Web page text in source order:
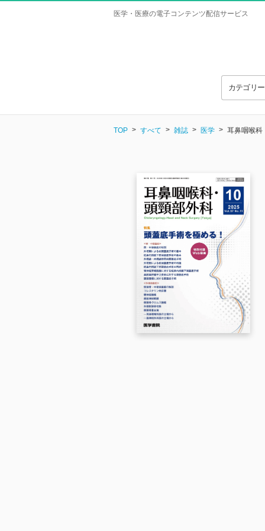
医学・医療の電子コンテンツ配信サービス
カテゴリ
TOP すべて 雑誌 医学 耳鼻咽喉